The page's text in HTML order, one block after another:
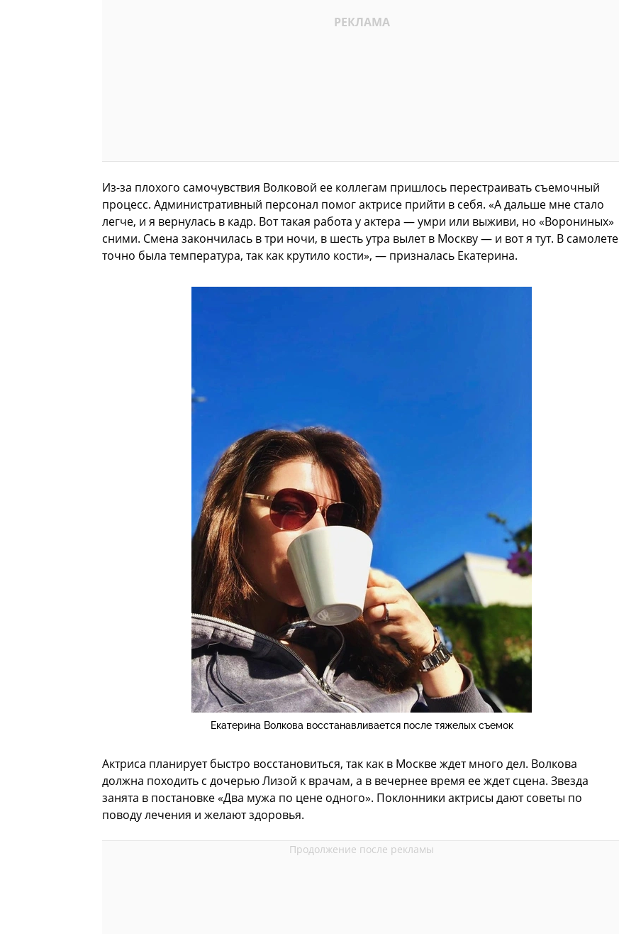
Из-за плохого самочувствия Волковой ее коллегам пришлось перестраивать съемочный
процесс. Административный персонал помог актрисе прийти в себя. «А дальше мне стало
легче, и я вернулась в кадр. Вот такая работа у актера — умри или выживи, но «Ворониных»
сними. Смена закончилась в три ночи, в шесть утра вылет в Москву — и вот я тут. В самолете
точно была температура, так как крутило кости», — призналась Екатерина.
Екатерина Волкова восстанавливается после тяжелых съемок
Актриса планирует быстро восстановиться, так как в Москве ждет много дел. Волкова
должна походить с дочерью Лизой к врачам, а в вечернее время ее ждет сцена. Звезда
занята в постановке «Два мужа по цене одного». Поклонники актрисы дают советы по
поводу лечения и желают здоровья.